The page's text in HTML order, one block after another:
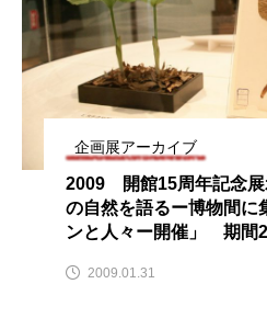
企画展アーカイブ
2009 開館15周年記念
の自然を語るー博物間に
ンと人々ー開催」 期間
城自然博物館にて
2009.01.31